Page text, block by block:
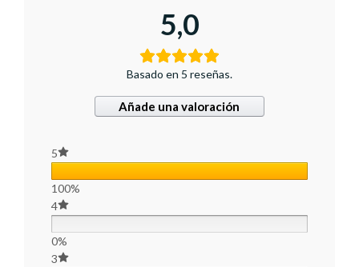
5,0
Basado en 5 reseñas.
Añade una valoración
5
100%
4
0%
3